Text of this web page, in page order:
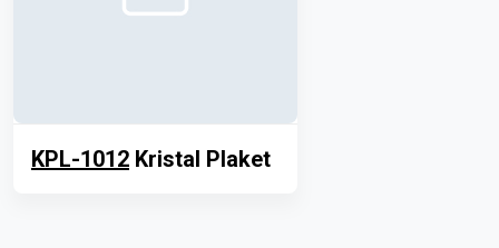
KPL-1012 Kristal Plaket